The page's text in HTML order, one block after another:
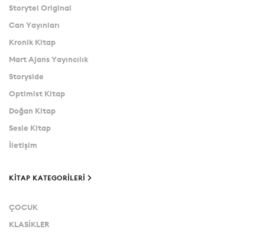
Storytel Original
Can Yayınları
Kronik Kitap
Mart Ajans Yayıncılık
Storyside
Optimist Kitap
Doğan Kitap
Sesle Kitap
İletişim
KITAP KATEGORILERI
ÇOCUK
KLASİKLER